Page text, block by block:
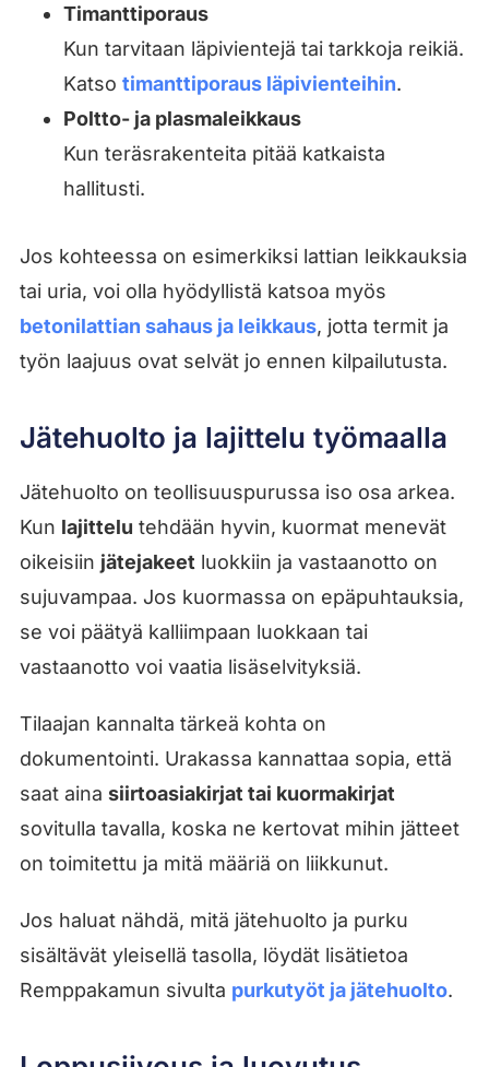
Timanttiporaus
Kun tarvitaan läpivientejä tai tarkkoja reikiä.
Katso timanttiporaus läpivienteihin.
Poltto- ja plasmaleikkaus
Kun teräsrakenteita pitää katkaista
hallitusti.
Jos kohteessa on esimerkiksi lattian leikkauksia
tai uria, voi olla hyödyllistä katsoa myös
betonilattian sahaus ja leikkaus, jotta termit ja
työn laajuus ovat selvät jo ennen kilpailutusta.
Jätehuolto ja lajittelu työmaalla
Jätehuolto on teollisuuspurussa iso osa arkea.
Kun lajittelu tehdään hyvin, kuormat menevät
oikeisiin jätejakeet luokkiin ja vastaanotto on
sujuvampaa. Jos kuormassa on epäpuhtauksia,
se voi päätyä kalliimpaan luokkaan tai
vastaanotto voi vaatia lisäselvityksiä.
Tilaajan kannalta tärkeä kohta on
dokumentointi. Urakassa kannattaa sopia, että
saat aina siirtoasiakirjat tai kuormakirjat
sovitulla tavalla, koska ne kertovat mihin jätteet
on toimitettu ja mitä määriä on liikkunut.
Jos haluat nähdä, mitä jätehuolto ja purku
sisältävät yleisellä tasolla, löydät lisätietoa
Remppakamun sivulta purkutyöt ja jätehuolto.